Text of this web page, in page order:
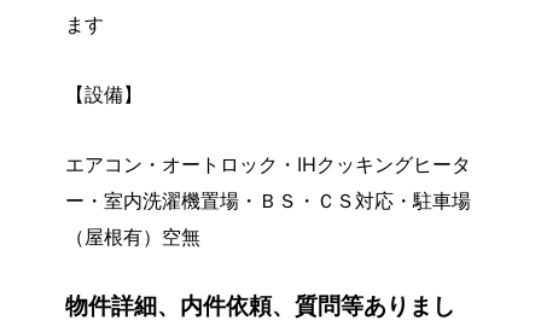
ます
【設備】
エアコン・オートロック・IHクッキングヒータ
ー・室内洗濯機置場・ＢＳ・ＣＳ対応・駐車場
（屋根有）空無
物件詳細、内件依頼、質問等ありまし